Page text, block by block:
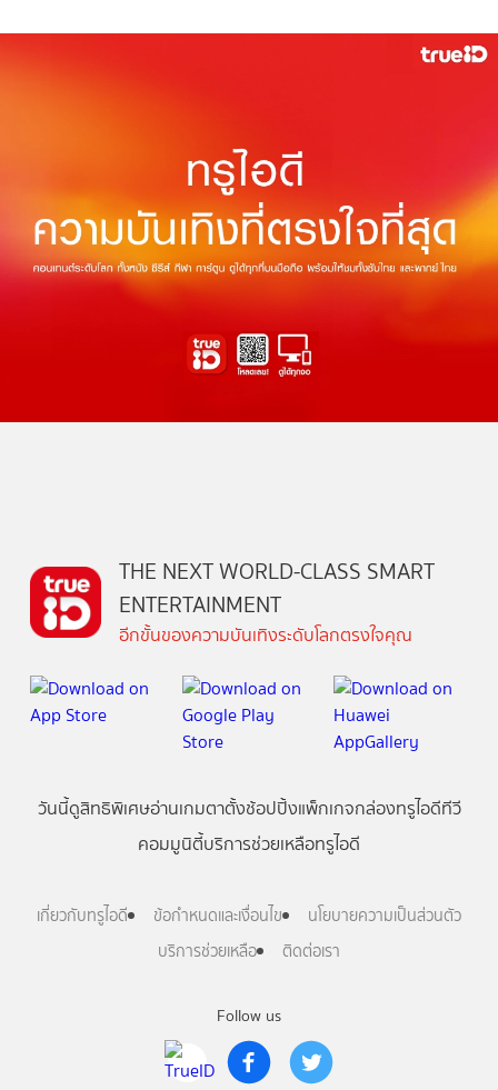
Follow us
THE NEXT WORLD-CLASS SMART
ENTERTAINMENT
อีกขั้นของความบันเทิงระดับโลกตรงใจคุณ
วันนี้ดูสิทธิพิเศษอ่านเกมตาตั้งช้อปปิ้งแพ็กเกจกล่องทรูไอดีทีวี
คอมมูนิตี้บริการช่วยเหลือทรูไอดี
เกี่ยวกับทรูไอดี ข้อกำหนดและเงื่อนไข
นโยบายความเป็นส่วนตัว
บริการช่วยเหลือ
ติดต่อเรา